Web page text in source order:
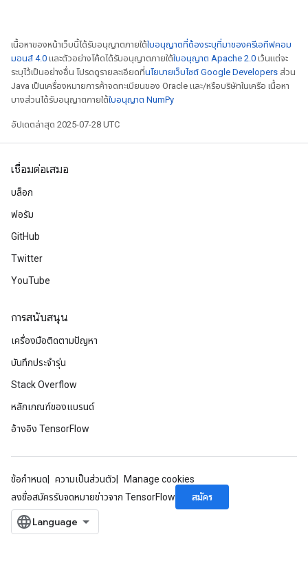
เนื้อหาของหน้าเว็บนี้ได้รับอนุญาตภายใต้ใบอนุญาตที่ต้องระบุที่มาของครีเอทีฟคอม
มอนส์ 4.0 และตัวอย่างโค้ดได้รับอนุญาตภายใต้ใบอนุญาต Apache 2.0 เว้นแต่จะ
ระบุไว้เป็นอย่างอื่น โปรดดูรายละเอียดที่นโยบายเว็บไซต์ Google Developers ส่วน
Java เป็นเครื่องหมายการค้าจดทะเบียนของ Oracle และ/หรือบริษัทในเครือ เนื้อหา
บางส่วนได้รับอนุญาตภายใต้ใบอนุญาต NumPy
อัปเดตล่าสุด 2025-07-28 UTC
เชื่อมต่อเสมอ
บล็อก
ฟอรัม
GitHub
Twitter
YouTube
การสนับสนุน
เครื่องมือติดตามปัญหา
บันทึกประจำรุ่น
Stack Overflow
หลักเกณฑ์ของแบรนด์
อ้างอิง TensorFlow
ข้อกำหนด ความเป็นส่วนตัว
Manage cookies
ลงชื่อสมัครรับจดหมายข่าวจาก TensorFlow
สมัคร